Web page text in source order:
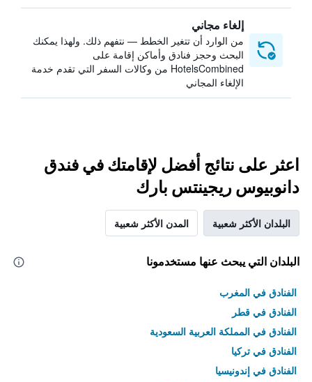
إلغاء مجاني
من الوارد أن تتغير الخطط — نتفهم ذلك. ولهذا يمكنك
البحث وحجز فنادق وأماكن إقامة على
HotelsCombined من وكالات السفر التي تقدم خدمة
الإلغاء المجاني
اعثر على نتائج أفضل لإقامتك في فندق
دانوبيوس ريجينتس بارك
البلدان الأكثر شعبية المدن الأكثر شعبية
البلدان التي يبحث عنها مستخدمونا
الفنادق في المغرب
الفنادق في قطر
الفنادق في المملكة العربية السعودية
الفنادق في تركيا
الفنادق في إندونيسيا